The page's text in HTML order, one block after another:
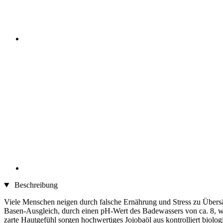
Beschreibung
Viele Menschen neigen durch falsche Ernährung und Stress zu
Basen-Ausgleich, durch einen pH-Wert des Badewassers von ca.
zarte Hautgefühl sorgen hochwertiges Jojobaöl aus kontrolliert